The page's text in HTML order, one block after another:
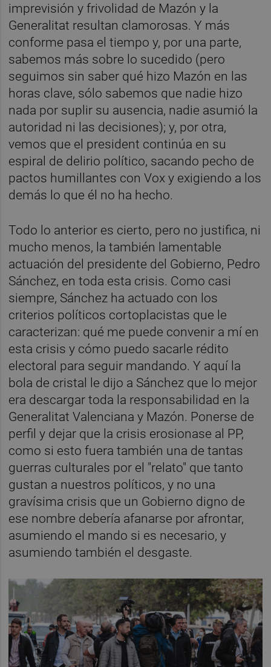
imprevisión y frivolidad de Mazón y la
Generalitat resultan clamorosas. Y más
conforme pasa el tiempo y, por una parte,
sabemos más sobre lo sucedido (pero
seguimos sin saber qué hizo Mazón en las
horas clave, sólo sabemos que nadie hizo
nada por suplir su ausencia, nadie asumió la
autoridad ni las decisiones); y, por otra,
vemos que el president continúa en su
espiral de delirio político, sacando pecho de
pactos humillantes con Vox y exigiendo a los
demás lo que él no ha hecho.
Todo lo anterior es cierto, pero no justifica, ni
mucho menos, la también lamentable
actuación del presidente del Gobierno, Pedro
Sánchez, en toda esta crisis. Como casi
siempre, Sánchez ha actuado con los
criterios políticos cortoplacistas que le
caracterizan: qué me puede convenir a mí en
esta crisis y cómo puedo sacarle rédito
electoral para seguir mandando. Y aquí la
bola de cristal le dijo a Sánchez que lo mejor
era descargar toda la responsabilidad en la
Generalitat Valenciana y Mazón. Ponerse de
perfil y dejar que la crisis erosionase al PP,
como si esto fuera también una de tantas
guerras culturales por el "relato" que tanto
gustan a nuestros políticos, y no una
gravísima crisis que un Gobierno digno de
ese nombre debería afanarse por afrontar,
asumiendo el mando si es necesario, y
asumiendo también el desgaste.